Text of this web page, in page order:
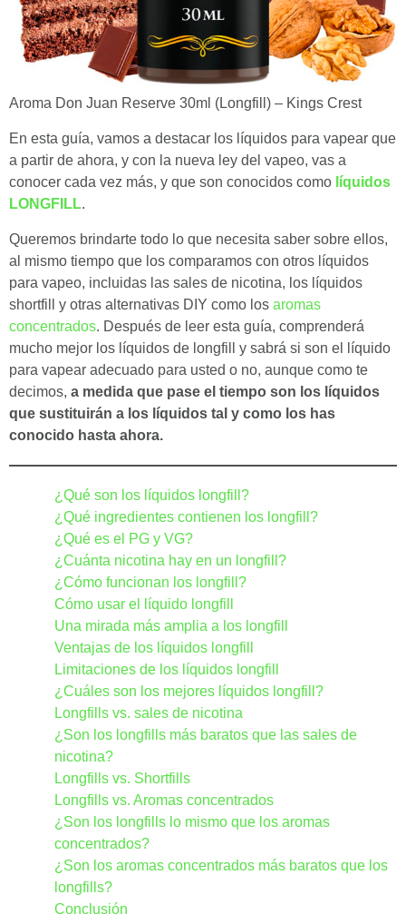
Aroma Don Juan Reserve 30ml (Longfill) – Kings Crest
En esta guía, vamos a destacar los líquidos para vapear que
a partir de ahora, y con la nueva ley del vapeo, vas a
conocer cada vez más, y que son conocidos como líquidos
LONGFILL.
Queremos brindarte todo lo que necesita saber sobre ellos,
al mismo tiempo que los comparamos con otros líquidos
para vapeo, incluidas las sales de nicotina, los líquidos
shortfill y otras alternativas DIY como los aromas
concentrados. Después de leer esta guía, comprenderá
mucho mejor los líquidos de longfill y sabrá si son el líquido
para vapear adecuado para usted o no, aunque como te
decimos, a medida que pase el tiempo son los líquidos
que sustituirán a los líquidos tal y como los has
conocido hasta ahora.
¿Qué son los líquidos longfill?
¿Qué ingredientes contienen los longfill?
¿Qué es el PG y VG?
¿Cuánta nicotina hay en un longfill?
¿Cómo funcionan los longfill?
Cómo usar el líquido longfill
Una mirada más amplia a los longfill
Ventajas de los líquidos longfill
Limitaciones de los líquidos longfill
¿Cuáles son los mejores líquidos longfill?
Longfills vs. sales de nicotina
¿Son los longfills más baratos que las sales de
nicotina?
Longfills vs. Shortfills
Longfills vs. Aromas concentrados
¿Son los longfills lo mismo que los aromas
concentrados?
¿Son los aromas concentrados más baratos que los
longfills?
Conclusión